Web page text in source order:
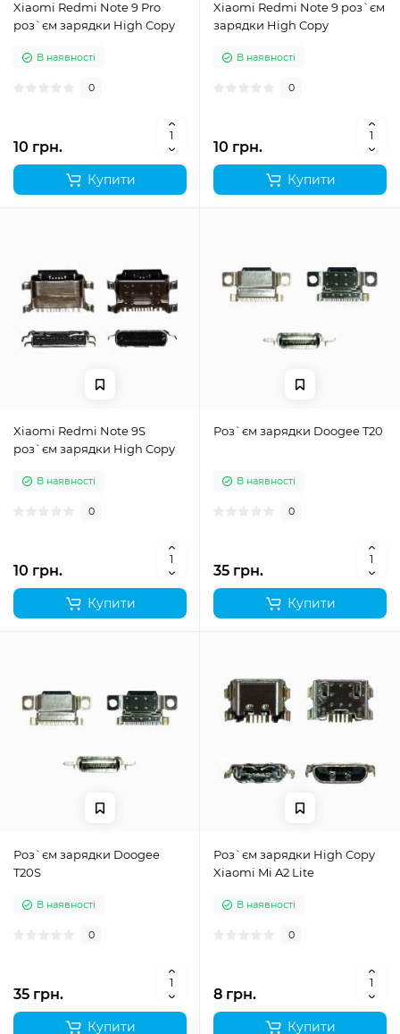
Xiaomi Redmi Note 9 Pro
роз`єм зарядки High Copy
В наявності
0
10 грн.
Купити
Xiaomi Redmi Note 9 роз`єм
зарядки High Copy
В наявності
0
10 грн.
Купити
Xiaomi Redmi Note 9S
роз`єм зарядки High Copy
В наявності
0
10 грн.
Купити
Роз`єм зарядки Doogee T20
В наявності
0
35 грн.
Купити
Роз`єм зарядки Doogee
T20S
В наявності
0
35 грн.
Купити
Роз`єм зарядки High Copy
Xiaomi Mi A2 Lite
В наявності
0
8 грн.
Купити